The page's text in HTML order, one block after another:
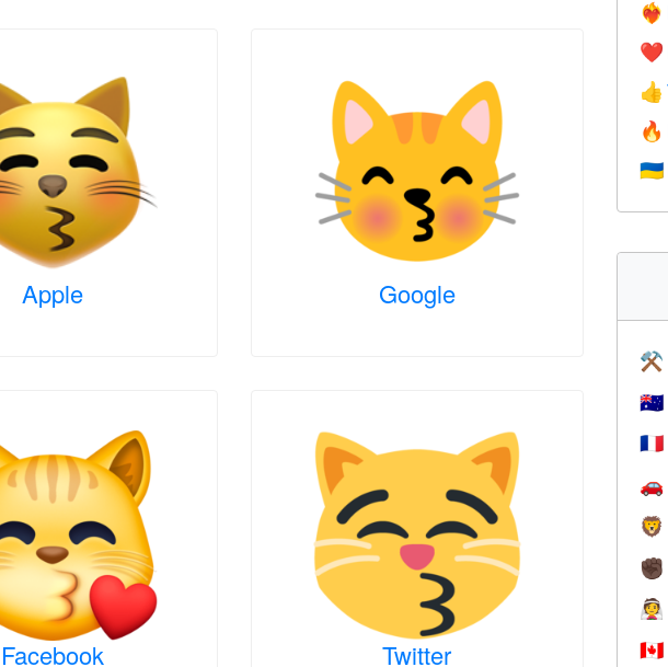
Apple Google
Facebook Twitter
❤️‍🔥
❤️
👍
🔥
🇺🇦
⚒️
🇦🇺
🇫🇷
🚗
🦁
✊🏿
👰
🇨🇦